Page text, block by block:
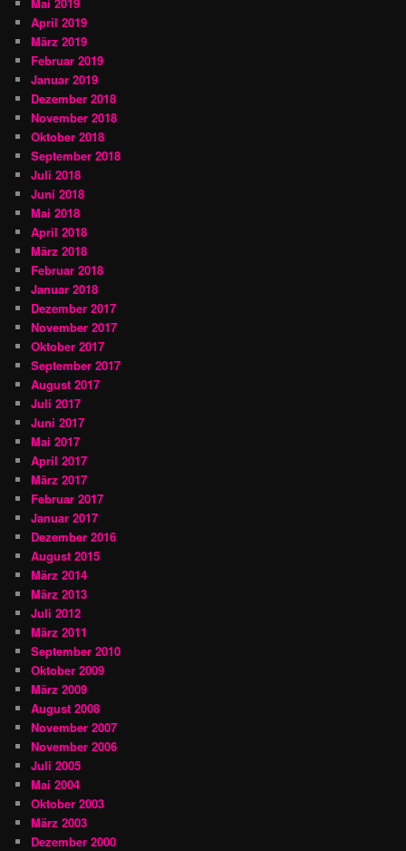
April 2019
März 2019
Februar 2019
Januar 2019
Dezember 2018
November 2018
Oktober 2018
September 2018
Juli 2018
Juni 2018
Mai 2018
April 2018
März 2018
Februar 2018
Januar 2018
Dezember 2017
November 2017
Oktober 2017
September 2017
August 2017
Juli 2017
Juni 2017
Mai 2017
April 2017
März 2017
Februar 2017
Januar 2017
Dezember 2016
August 2015
März 2014
März 2013
Juli 2012
März 2011
September 2010
Oktober 2009
März 2009
August 2008
November 2007
November 2006
Juli 2005
Mai 2004
Oktober 2003
März 2003
Dezember 2000